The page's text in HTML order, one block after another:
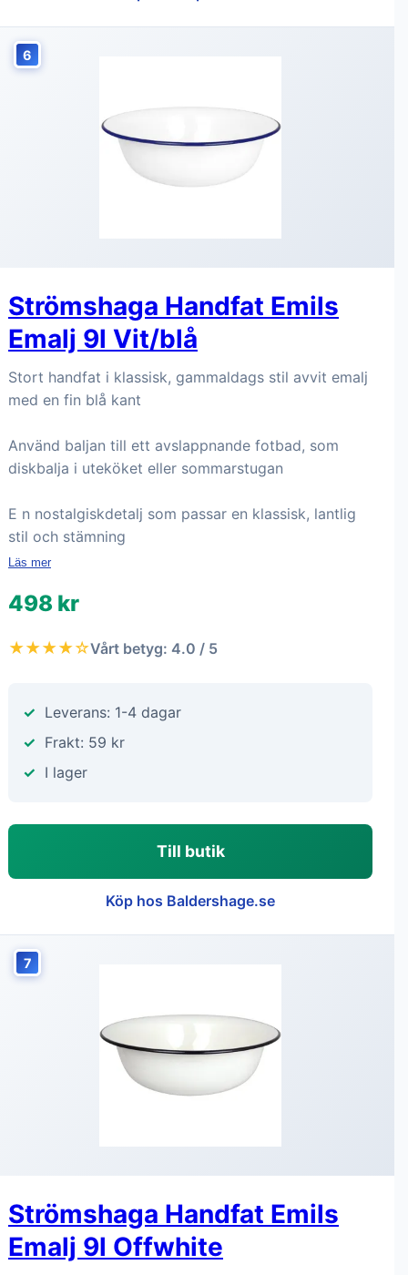
6
Strömshaga Handfat Emils
Emalj 9l Vit/blå
Stort handfat i klassisk, gammaldags stil avvit emalj
med en fin blå kant
Använd baljan till ett avslappnande fotbad, som
diskbalja i uteköket eller sommarstugan
E n nostalgiskdetalj som passar en klassisk, lantlig
stil och stämning
Läs mer
498 kr
★★★★☆Vårt betyg: 4.0 / 5
Leverans: 1-4 dagar
Frakt: 59 kr
I lager
Till butik
Köp hos Baldershage.se
7
Strömshaga Handfat Emils
Emalj 9l Offwhite